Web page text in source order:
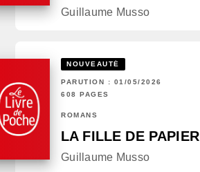
Guillaume Musso
NOUVEAUTÉ
PARUTION : 01/05/2026
608 PAGES
ROMANS
LA FILLE DE PAPIER
Guillaume Musso